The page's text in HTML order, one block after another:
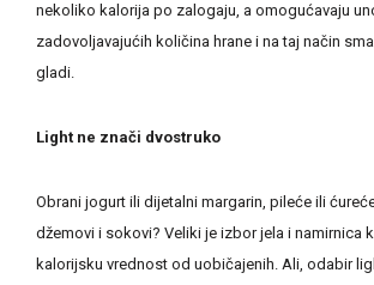
nekoliko kalorija po zalogaju, a omogućavaju
zadovoljavajućih količina hrane i na taj način
gladi.
Light ne znači dvostruko
Obrani jogurt ili dijetalni margarin, pileće ili
džemovi i sokovi? Veliki je izbor jela i namirnica
kalorijsku vrednost od uobičajenih. Ali, odabir